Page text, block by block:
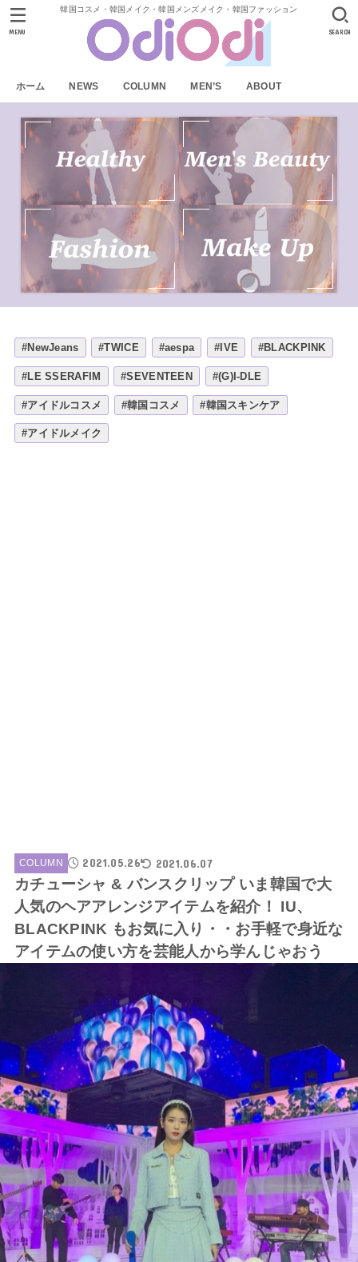
韓国コスメ・韓国メイク・韓国メンズメイク・韓国ファッション
ホーム NEWS COLUMN MEN’S ABOUT
SEARCH
MENU
#NewJeans #TWICE #aespa #IVE #BLACKPINK
#LE SSERAFIM #SEVENTEEN #(G)I-DLE
#アイドルコスメ #韓国コスメ #韓国スキンケア
#アイドルメイク
COLUMN 2021.05.26 2021.06.07
カチューシャ & バンスクリップ いま韓国で大
人気のヘアアレンジアイテムを紹介！ IU、
BLACKPINK もお気に入り・・お手軽で身近な
アイテムの使い方を芸能人から学んじゃおう